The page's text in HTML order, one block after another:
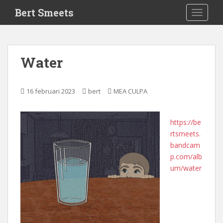
i
Bert Smeets
Water
16 februari 2023 bert MEA CULPA
https://be
rtsmeets.
bandcam
p.com/alb
um/water